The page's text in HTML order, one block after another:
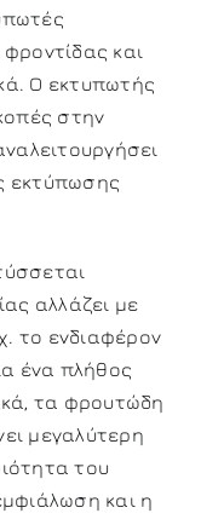
και
Ο εκτυπωτής
στην
εκτύπωσης
αλλάζει με
το ενδιαφέρον
ένα πλήθος
τα φρουτώδη
μεγαλύτερη
του
και η